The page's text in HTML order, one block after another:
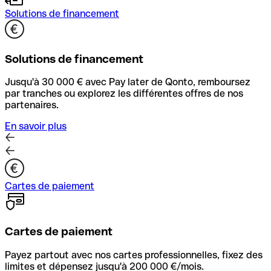
Solutions de financement
Solutions de financement
Jusqu'à 30 000 € avec Pay later de Qonto, remboursez
par tranches ou explorez les différentes offres de nos
partenaires.
En savoir plus
Cartes de paiement
Cartes de paiement
Payez partout avec nos cartes professionnelles, fixez des
limites et dépensez jusqu'à 200 000 €/mois.